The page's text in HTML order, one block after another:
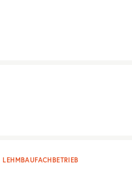
LEHMBAUFACHBETRIEB